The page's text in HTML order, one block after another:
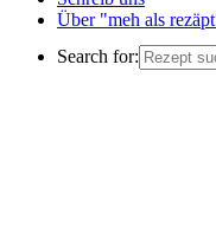
Über "meh als
Search for: